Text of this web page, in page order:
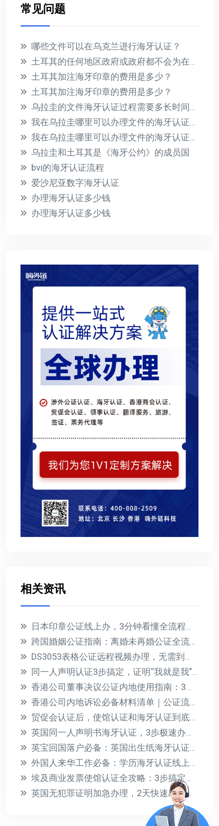
常见问题
哪些文件可以在乌克兰进行海牙认证？
土耳其的任何地区政府或政府都不会为在国外收到的文件提供海牙认证
土耳其加注海牙印章的费用是多少？
土耳其加注海牙印章的费用是多少？
乌拉圭的文件海牙认证过程需要多长时间？此过程的相关费用是多少？
我在乌拉圭哪里可以办理文件的海牙认证？有哪些必要的要求？
我在乌拉圭哪里可以办理文件的海牙认证？有哪些必要的要求？
乌拉圭和土耳其是《海牙公约》的成员国
bvi的海牙认证流程
爱沙尼亚数字海牙认证
办理海牙认证多少钱
办理海牙认证多少钱
相关资讯
日本印章公证线上办，3分钟看懂全流程与避坑指南
跨国婚姻公证指南：离婚未再婚公证全流程解析
DS3053表格公证远程视频办理，无需到场轻松搞定美宝护照
同一人声明认证3步搞定，证明“我就是我”其实不难
香港公司董事决议公证内地使用指南：3步搞定认证流程
香港公司内地诉讼必备材料清单｜公证流程详解
贸促会认证后，使馆认证和海牙认证到底怎么选？一文讲清
英国同一人声明书海牙认证，3步极速办理攻略
英宝回国落户必备：英国出生纸海牙认证全攻略
外国人来华工作必备：学历海牙认证线上办理全攻略
埃及商业发票使馆认证全攻略：3步搞定清关必备文件
英国无犯罪证明加急办理，2天快速出证攻略